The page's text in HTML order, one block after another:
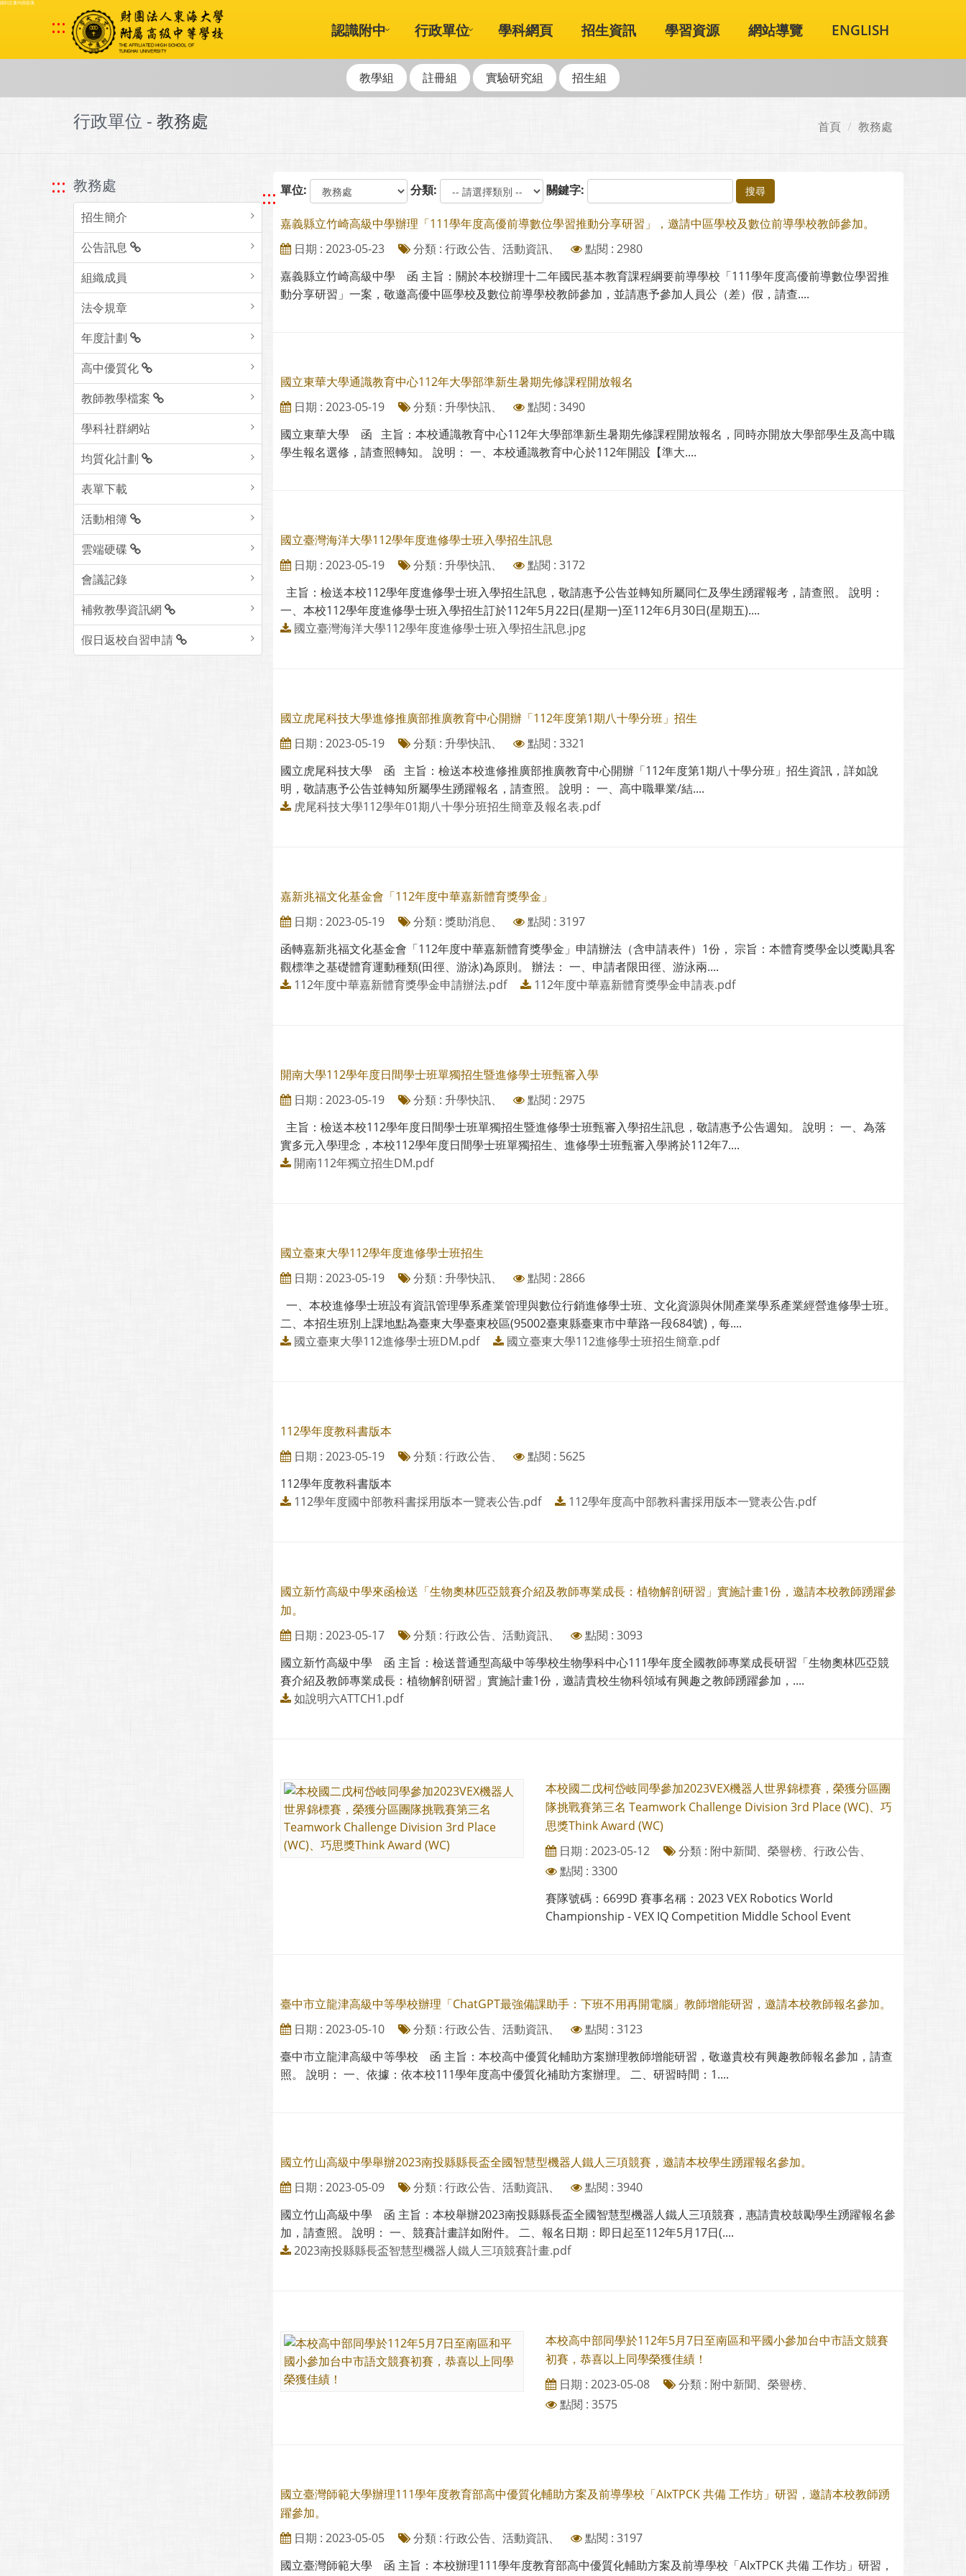
跳到主要內容區塊
::: 認識附中 行政單位 學科網頁 招生資訊 學習資源 網站導覽 ENGLISH
教學組 註冊組 實驗研究組 招生組
行政單位 - 教務處 首頁 教務處
::: 教務處
招生簡介
公告訊息
組織成員
法令規章
年度計劃
高中優質化
教師教學檔案
學科社群網站
均質化計劃
表單下載
活動相簿
雲端硬碟
會議記錄
補救教學資訊網
假日返校自習申請
::: 單位: 分類: 關鍵字: 搜尋
嘉義縣立竹崎高級中學辦理「111學年度高優前導數位學習推動分享研習」，邀請中區學校及數位前導學校教師參加。
日期 : 2023-05-23
分類 : 行政公告、活動資訊、
點閱 : 2980
嘉義縣立竹崎高級中學 函 主旨：關於本校辦理十二年國民基本教育課程綱要前導學校「111學年度高優前導數位學習推
動分享研習」一案，敬邀高優中區學校及數位前導學校教師參加，並請惠予參加人員公（差）假，請查....
國立東華大學通識教育中心112年大學部準新生暑期先修課程開放報名
日期 : 2023-05-19
分類 : 升學快訊、
點閱 : 3490
國立東華大學 函 主旨：本校通識教育中心112年大學部準新生暑期先修課程開放報名，同時亦開放大學部學生及高中職
學生報名選修，請查照轉知。 說明： 一、本校通識教育中心於112年開設【準大....
國立臺灣海洋大學112學年度進修學士班入學招生訊息
日期 : 2023-05-19
分類 : 升學快訊、
點閱 : 3172
主旨：檢送本校112學年度進修學士班入學招生訊息，敬請惠予公告並轉知所屬同仁及學生踴躍報考，請查照。 說明：
一、本校112學年度進修學士班入學招生訂於112年5月22日(星期一)至112年6月30日(星期五)....
國立臺灣海洋大學112學年度進修學士班入學招生訊息.jpg
國立虎尾科技大學進修推廣部推廣教育中心開辦「112年度第1期八十學分班」招生
日期 : 2023-05-19
分類 : 升學快訊、
點閱 : 3321
國立虎尾科技大學 函 主旨：檢送本校進修推廣部推廣教育中心開辦「112年度第1期八十學分班」招生資訊，詳如說
明，敬請惠予公告並轉知所屬學生踴躍報名，請查照。 說明： 一、高中職畢業/結....
虎尾科技大學112學年01期八十學分班招生簡章及報名表.pdf
嘉新兆福文化基金會「112年度中華嘉新體育獎學金」
日期 : 2023-05-19
分類 : 獎助消息、
點閱 : 3197
函轉嘉新兆福文化基金會「112年度中華嘉新體育獎學金」申請辦法（含申請表件）1份， 宗旨：本體育獎學金以獎勵具客
觀標準之基礎體育運動種類(田徑、游泳)為原則。 辦法： 一、申請者限田徑、游泳兩....
112年度中華嘉新體育獎學金申請辦法.pdf
112年度中華嘉新體育獎學金申請表.pdf
開南大學112學年度日間學士班單獨招生暨進修學士班甄審入學
日期 : 2023-05-19
分類 : 升學快訊、
點閱 : 2975
主旨：檢送本校112學年度日間學士班單獨招生暨進修學士班甄審入學招生訊息，敬請惠予公告週知。 說明： 一、為落
實多元入學理念，本校112學年度日間學士班單獨招生、進修學士班甄審入學將於112年7....
開南112年獨立招生DM.pdf
國立臺東大學112學年度進修學士班招生
日期 : 2023-05-19
分類 : 升學快訊、
點閱 : 2866
一、本校進修學士班設有資訊管理學系產業管理與數位行銷進修學士班、文化資源與休閒產業學系產業經營進修學士班。
二、本招生班別上課地點為臺東大學臺東校區(95002臺東縣臺東市中華路一段684號)，每....
國立臺東大學112進修學士班DM.pdf
國立臺東大學112進修學士班招生簡章.pdf
112學年度教科書版本
日期 : 2023-05-19
分類 : 行政公告、
點閱 : 5625
112學年度教科書版本
112學年度國中部教科書採用版本一覽表公告.pdf
112學年度高中部教科書採用版本一覽表公告.pdf
國立新竹高級中學來函檢送「生物奧林匹亞競賽介紹及教師專業成長：植物解剖研習」實施計畫1份，邀請本校教師踴躍參
加。
日期 : 2023-05-17
分類 : 行政公告、活動資訊、
點閱 : 3093
國立新竹高級中學 函 主旨：檢送普通型高級中等學校生物學科中心111學年度全國教師專業成長研習「生物奧林匹亞競
賽介紹及教師專業成長：植物解剖研習」實施計畫1份，邀請貴校生物科領域有興趣之教師踴躍參加，....
如說明六ATTCH1.pdf
本校國二戊柯岱岐同學參加2023VEX機器人世界錦標賽，榮獲分區團
隊挑戰賽第三名 Teamwork Challenge Division 3rd Place (WC)、巧
思獎Think Award (WC)
日期 : 2023-05-12
分類 : 附中新聞、榮譽榜、行政公告、
點閱 : 3300
賽隊號碼：6699D 賽事名稱：2023 VEX Robotics World
Championship - VEX IQ Competition Middle School Event
臺中市立龍津高級中等學校辦理「ChatGPT最強備課助手：下班不用再開電腦」教師增能研習，邀請本校教師報名參加。
日期 : 2023-05-10
分類 : 行政公告、活動資訊、
點閱 : 3123
臺中市立龍津高級中等學校 函 主旨：本校高中優質化輔助方案辦理教師增能研習，敬邀貴校有興趣教師報名參加，請查
照。 說明： 一、依據：依本校111學年度高中優質化補助方案辦理。 二、研習時間：1....
國立竹山高級中學舉辦2023南投縣縣長盃全國智慧型機器人鐵人三項競賽，邀請本校學生踴躍報名參加。
日期 : 2023-05-09
分類 : 行政公告、活動資訊、
點閱 : 3940
國立竹山高級中學 函 主旨：本校舉辦2023南投縣縣長盃全國智慧型機器人鐵人三項競賽，惠請貴校鼓勵學生踴躍報名參
加，請查照。 說明： 一、競賽計畫詳如附件。 二、報名日期：即日起至112年5月17日(....
2023南投縣縣長盃智慧型機器人鐵人三項競賽計畫.pdf
本校高中部同學於112年5月7日至南區和平國小參加台中市語文競賽
初賽，恭喜以上同學榮獲佳績！
日期 : 2023-05-08
分類 : 附中新聞、榮譽榜、
點閱 : 3575
國立臺灣師範大學辦理111學年度教育部高中優質化輔助方案及前導學校「AIxTPCK 共備 工作坊」研習，邀請本校教師踴
躍參加。
日期 : 2023-05-05
分類 : 行政公告、活動資訊、
點閱 : 3197
國立臺灣師範大學 函 主旨：本校辦理111學年度教育部高中優質化輔助方案及前導學校「AIxTPCK 共備 工作坊」研習，